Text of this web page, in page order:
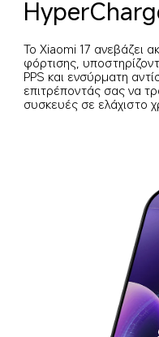
Το Xiaomi 17 ανεβάζει
φόρτισης,
PPS και ενσύρματη
επιτρέποντάς σας να
συσκευές σε ελάχιστο